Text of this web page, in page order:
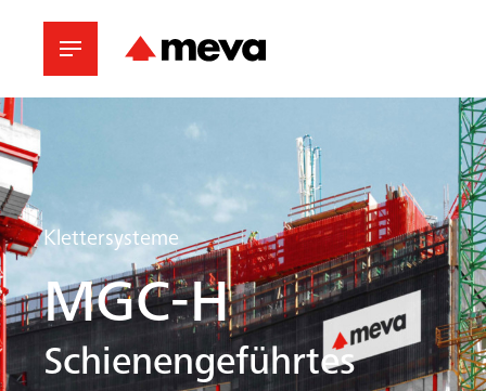
Klettersysteme
MGC-H
Schienengeführtes